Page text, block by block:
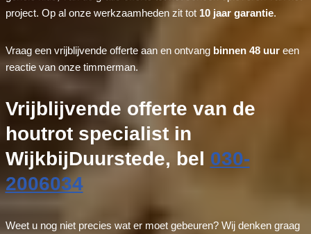
project. Op al onze werkzaamheden zit tot 10 jaar garantie.
Vraag een vrijblijvende offerte aan en ontvang binnen 48 uureen
reactie van onze timmerman.
Vrijblijvende offerte van de
houtrot specialist in
WijkbijDuurstede, bel 030-
2006034
Weet u nog niet precies wat er moet gebeuren? Wij denken graag